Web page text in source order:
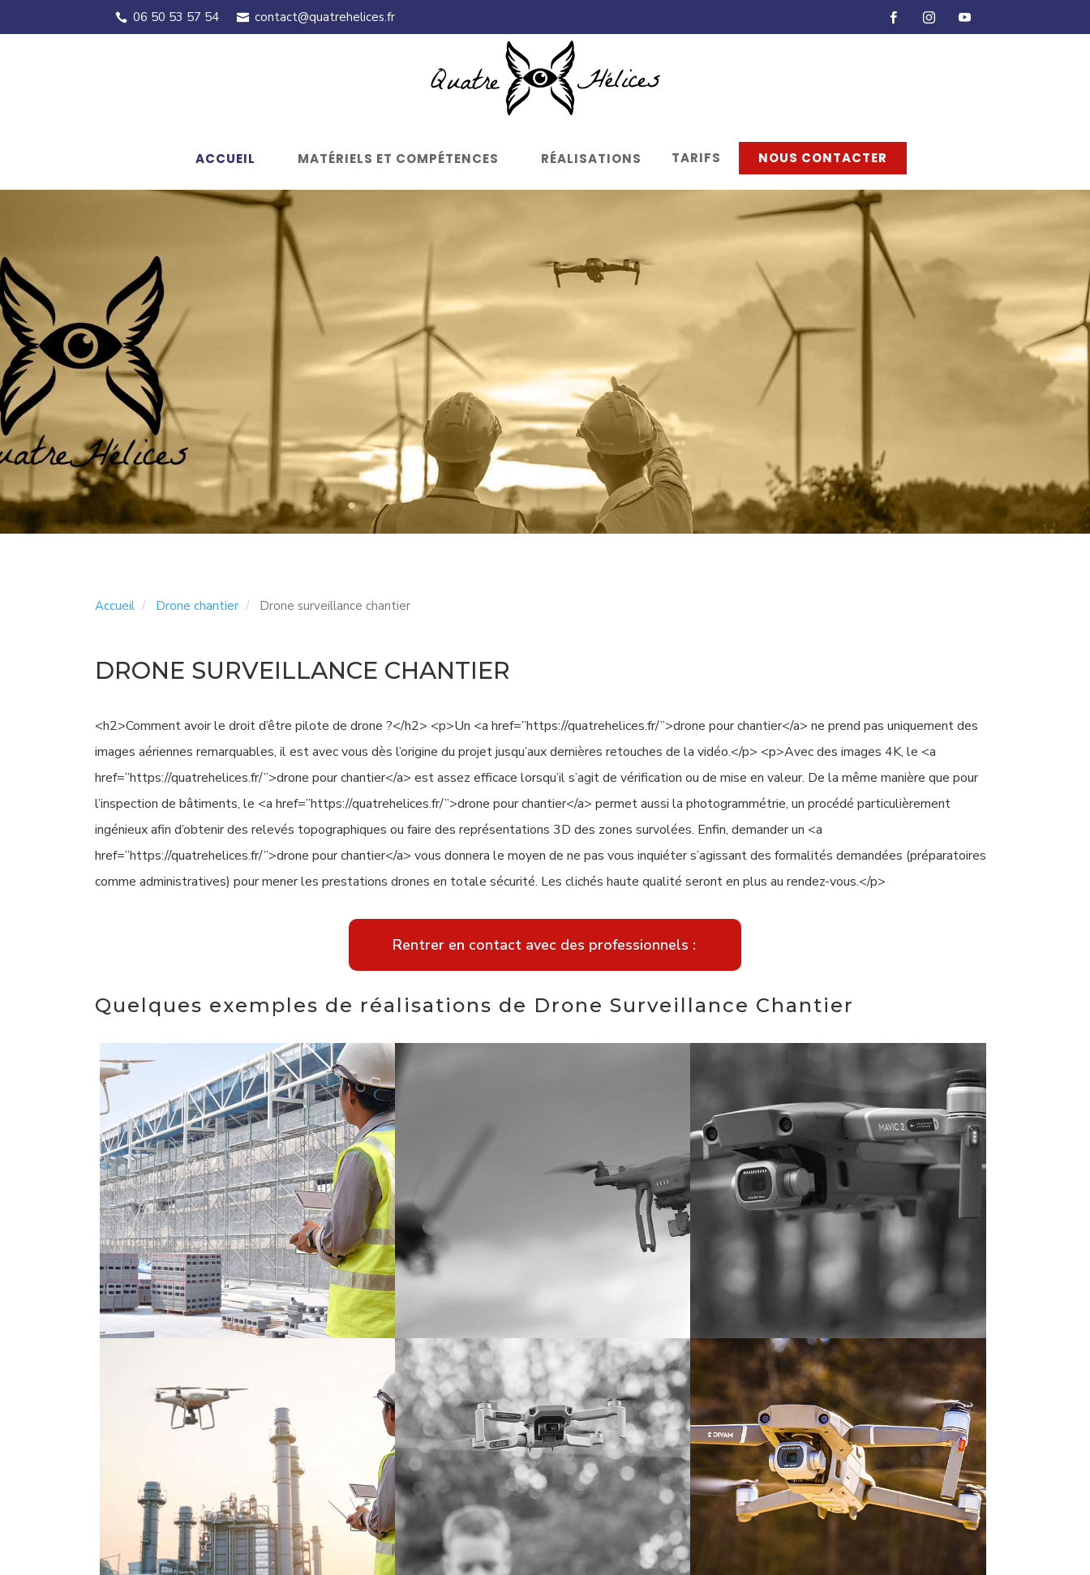
06 50 53 57 54 contact@quatrehelices.fr
ACCUEIL MATÉRIELS ET COMPÉTENCES RÉALISATIONS TARIFS NOUS CONTACTER
Accueil Drone chantier Drone surveillance chantier
DRONE SURVEILLANCE CHANTIER
<h2>Comment avoir le droit d’être pilote de drone ?</h2> <p>Un <a href=”https://quatrehelices.fr/”>drone pour chantier</a> ne prend pas uniquement des
images aériennes remarquables, il est avec vous dès l’origine du projet jusqu’aux dernières retouches de la vidéo.</p> <p>Avec des images 4K, le <a
href=”https://quatrehelices.fr/”>drone pour chantier</a> est assez efficace lorsqu’il s’agit de vérification ou de mise en valeur. De la même manière que pour
l’inspection de bâtiments, le <a href=”https://quatrehelices.fr/”>drone pour chantier</a> permet aussi la photogrammétrie, un procédé particulièrement
ingénieux afin d’obtenir des relevés topographiques ou faire des représentations 3D des zones survolées. Enfin, demander un <a
href=”https://quatrehelices.fr/”>drone pour chantier</a> vous donnera le moyen de ne pas vous inquiéter s’agissant des formalités demandées (préparatoires
comme administratives) pour mener les prestations drones en totale sécurité. Les clichés haute qualité seront en plus au rendez-vous.</p>
Rentrer en contact avec des professionnels :
Quelques exemples de réalisations de Drone Surveillance Chantier